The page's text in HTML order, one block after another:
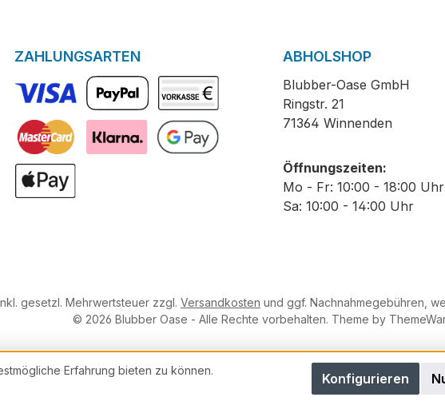
ZAHLUNGSARTEN
Vorkasse
PayPal
Kreditkarte
VISA Logo
ABHOLSHOP
Blubber-Oase GmbH
Ringstr. 21
71364 Winnenden
Öffnungszeiten:
Mo - Fr: 10:00 - 18:00 Uhr
Sa: 10:00 - 14:00 Uhr
gesetzl. Mehrwertsteuer zzgl. Versandkosten und ggf. Nachnahmegebühren,
© 2026 Blubber Oase - Alle Rechte vorbehalten. Theme by
Erfahrung bieten zu können.
Konfigurieren